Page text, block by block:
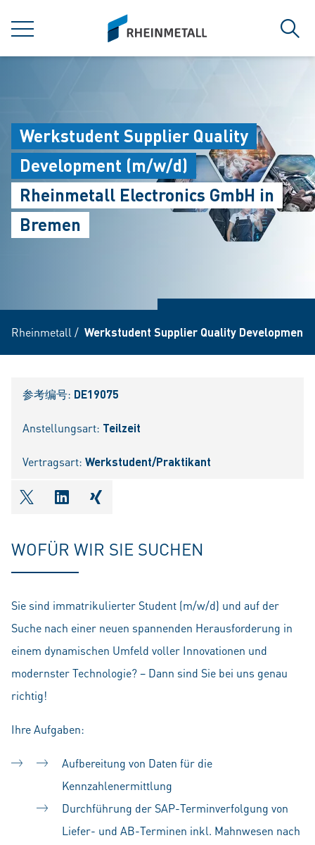
菜单
siteLogo
搜索
Werkstudent Supplier Quality
Development (m/w/d)
Rheinmetall Electronics GmbH in
Bremen
Rheinmetall / Werkstudent Supplier Quality Development
参考编号: DE19075
Anstellungsart: Teilzeit
Vertragsart: Werkstudent/Praktikant
shareOntwitter
shareOnlinkedIn
shareOnxing
WOFÜR WIR SIE SUCHEN
Sie sind immatrikulierter Student (m/w/d) und auf der
Suche nach einer neuen spannenden Herausforderung in
einem dynamischen Umfeld voller Innovationen und
modernster Technologie? – Dann sind Sie bei uns genau
richtig!
Ihre Aufgaben:
Aufbereitung von Daten für die
Kennzahlenermittlung
Durchführung der SAP-Terminverfolgung von
Liefer- und AB-Terminen inkl. Mahnwesen nach